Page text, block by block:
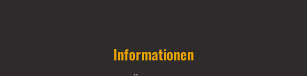
Informationen